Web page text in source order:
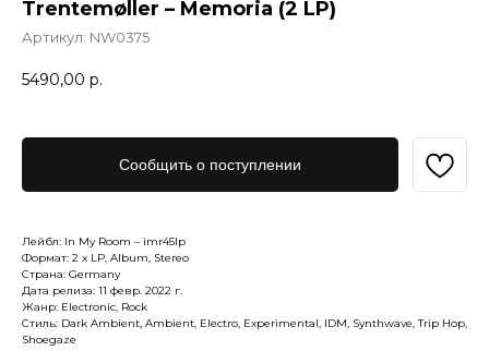
Trentemøller – Memoria (2 LP)
Артикул: NW0375
5490,00 р.
Сообщить о поступлении
Лейбл: In My Room – imr45lp
Формат: 2 x LP, Album, Stereo
Страна: Germany
Дата релиза: 11 февр. 2022 г.
Жанр: Electronic, Rock
Стиль: Dark Ambient, Ambient, Electro, Experimental, IDM, Synthwave, Trip Hop,
Shoegaze